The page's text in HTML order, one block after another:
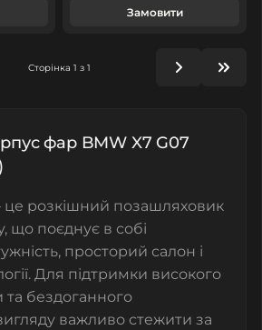
Замовити
Сторінка 1 з 1
фар BMW X7 G07
розкішний позашляховик
що поєднує в собі
просторий салон і
Для підтримки високого
та бездоганного
важливо стежити за